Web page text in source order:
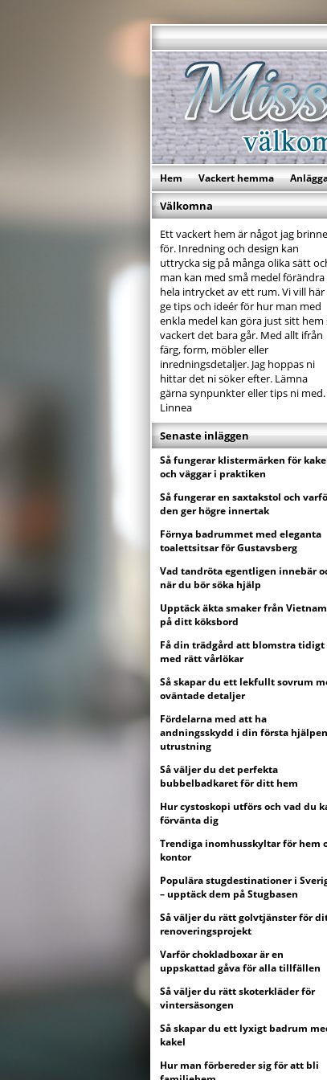
Hem Vackert hemma
Välkomna
Ett vackert hem är något jag
för. Inredning och design kan
uttrycka sig på många olika sätt
man kan med små medel förändra
hela intrycket av ett rum. Vi vill här
ge tips och ideér för hur man med
enkla medel kan göra just sitt hem
vackert det bara går. Med allt ifrån
färg, form, möbler eller
inredningsdetaljer. Jag hoppas ni
hittar det ni söker efter. Lämna
gärna synpunkter eller tips ni med.
Linnea
Senaste inläggen
Så fungerar klistermärken för
och väggar i praktiken
Så fungerar en saxtakstol och
den ger högre innertak
Förnya badrummet med eleganta
toalettsitsar för Gustavsberg
Vad tandröta egentligen innebär
när du bör söka hjälp
Upptäck äkta smaker från Vietnam
på ditt köksbord
Få din trädgård att blomstra tidigt
med rätt vårlökar
Så skapar du ett lekfullt sovrum
oväntade detaljer
Fördelarna med att ha
andningsskydd i din första
utrustning
Så väljer du det perfekta
bubbelbadkaret för ditt hem
Hur cystoskopi utförs och vad du
förvänta dig
Trendiga inomhusskyltar för hem
kontor
Populära stugdestinationer i
– upptäck dem på Stugbasen
Så väljer du rätt golvtjänster för
renoveringsprojekt
Varför chokladboxar är en
uppskattad gåva för alla tillfällen
Så väljer du rätt skoterkläder för
vintersäsongen
Så skapar du ett lyxigt badrum
kakel
Hur man förbereder sig för att bli